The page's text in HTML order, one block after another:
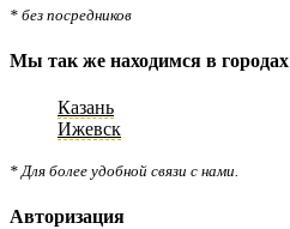
* без посредников
Мы так же находимся в городах
Казань
Ижевск
* Для более удобной связи с нами.
Авторизация